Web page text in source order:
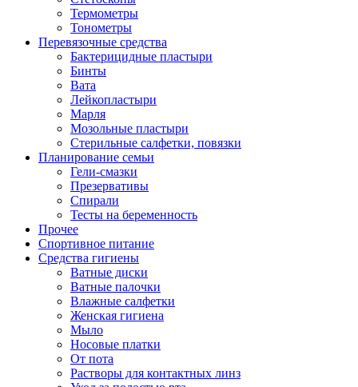
Термометры
Тонометры
Перевязочные средства
Бактерицидные пластыри
Бинты
Вата
Лейкопластыри
Марля
Мозольные пластыри
Стерильные салфетки, повязки
Планирование семьи
Гели-смазки
Презервативы
Спирали
Тесты на беременность
Прочее
Спортивное питание
Средства гигиены
Ватные диски
Ватные палочки
Влажные салфетки
Женская гигиена
Мыло
Носовые платки
От пота
Растворы для контактных линз